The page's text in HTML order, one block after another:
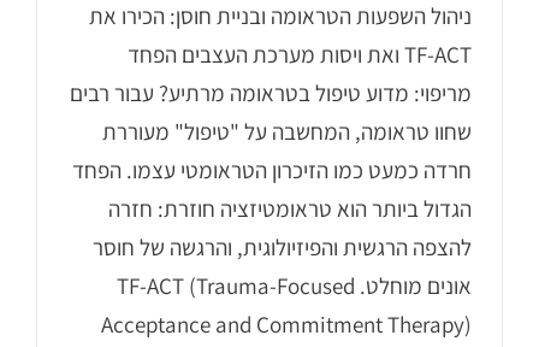
ניהול השפעות הטראומה ובניית חוסן: הכירו את
TF-ACT ואת ויסות מערכת העצבים הפחד
מריפוי: מדוע טיפול בטראומה מרתיע? עבור רבים
שחוו טראומה, המחשבה על "טיפול" מעוררת
חרדה כמעט כמו הזיכרון הטראומטי עצמו. הפחד
הגדול ביותר הוא טראומטיזציה חוזרת: חזרה
להצפה הרגשית והפיזיולוגית, והרגשה של חוסר
אונים מוחלט. TF-ACT (Trauma-Focused
Acceptance and Commitment Therapy)